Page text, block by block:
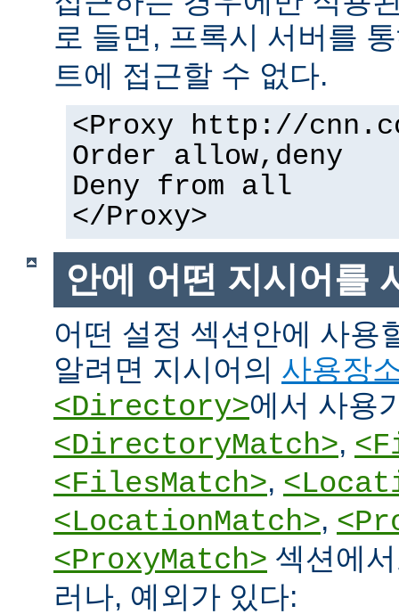
로 들면, 프록시 서버를
트에 접근할 수 없다.
<Proxy http://
Order allow,deny
Deny from all
</Proxy>
안에 어떤 지시어를
어떤 설정 섹션안에 사용
알려면 지시어의 사용장
<Directory>에서 사용
<DirectoryMatch>,
<FilesMatch>,
<LocationMatch>,
<ProxyMatch> 섹션에
러나, 예외가 있다: